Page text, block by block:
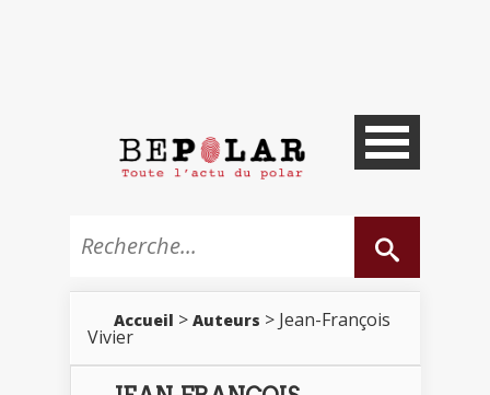
Accueil > Auteurs > Jean-François
Vivier